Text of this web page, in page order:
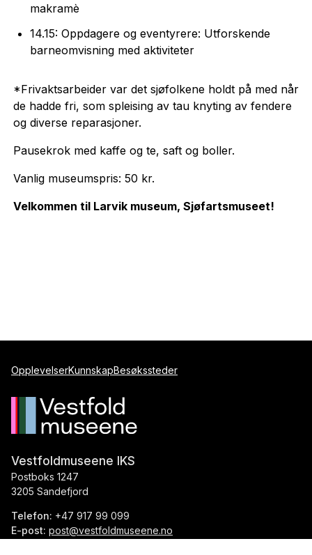
makramè
14.15: Oppdagere og eventyrere: Utforskende
barneomvisning med aktiviteter
*Frivaktsarbeider var det sjøfolkene holdt på med når
de hadde fri, som spleising av tau knyting av fendere
og diverse reparasjoner.
Pausekrok med kaffe og te, saft og boller.
Vanlig museumspris: 50 kr.
Velkommen til Larvik museum, Sjøfartsmuseet!
OpplevelserKunnskapBesøkssteder
Vestfoldmuseene IKS
Postboks 1247
3205 Sandefjord
Telefon: +47 917 99 099
E-post: post@vestfoldmuseene.no